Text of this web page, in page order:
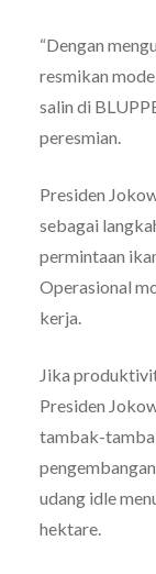
“Dengan
resmikan
salin di
peresmian.
Presiden
sebagai
permintaan
Operasional
kerja.
Jika
Presiden
tambak-
udang idle
hektare.